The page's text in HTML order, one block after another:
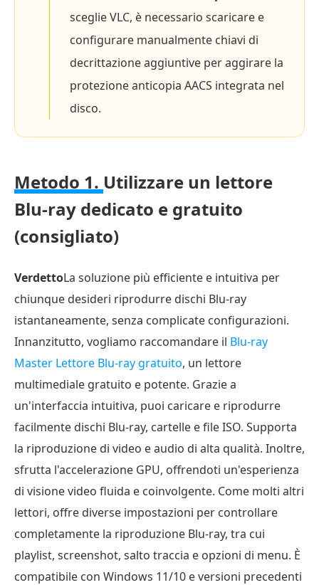
sceglie VLC, è necessario scaricare e
configurare manualmente chiavi di
decrittazione aggiuntive per aggirare la
protezione anticopia AACS integrata nel
disco.
Metodo 1. Utilizzare un lettore
Blu-ray dedicato e gratuito
(consigliato)
VerdettoLa soluzione più efficiente e intuitiva per
chiunque desideri riprodurre dischi Blu-ray
istantaneamente, senza complicate configurazioni.
Innanzitutto, vogliamo raccomandare il Blu-ray
Master Lettore Blu-ray gratuito, un lettore
multimediale gratuito e potente. Grazie a
un'interfaccia intuitiva, puoi caricare e riprodurre
facilmente dischi Blu-ray, cartelle e file ISO. Supporta
la riproduzione di video e audio di alta qualità. Inoltre,
sfrutta l'accelerazione GPU, offrendoti un'esperienza
di visione video fluida e coinvolgente. Come molti altri
lettori, offre diverse impostazioni per controllare
completamente la riproduzione Blu-ray, tra cui
playlist, screenshot, salto traccia e opzioni di menu. È
compatibile con Windows 11/10 e versioni precedenti